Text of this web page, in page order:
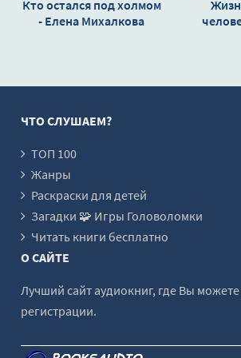
17_Дочь господина Мельхиора
21_Как мы возвращались
22_Наконец-то снова дома
Кто остался под холмом
- Елена Михалкова
ЧТО СЛУШАЕМ?
ТОП 100
Жанры
Раскраски для детей
Загадки 🧩 Игры Головоломки
Читать книги бесплатно
О САЙТЕ
Лучший сайт аудиокниг, где Вы
регистрации.